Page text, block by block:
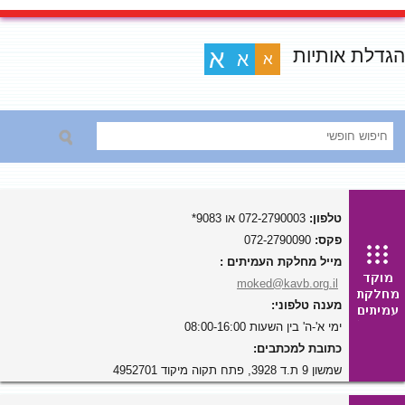
הגדלת אותיות א א א
טלפון:
פקס:
מייל מחלקת העמיתים :
moked@kavb.org.il
מענה טלפוני:
ימי א'-ה' בין השעות 08:00-16:00
כתובת למכתבים:
שמשון 9 ת.ד 3928, פתח תקוה מיקוד 4952701